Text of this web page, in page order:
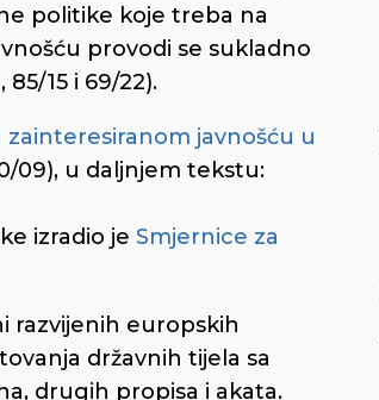
politike koje treba na
provodi se sukladno
15 i 69/22).
zainteresiranom javnošću u
09), u daljnjem tekstu:
izradio je Smjernice za
razvijenih europskih
državnih tijela sa
drugih propisa i akata.